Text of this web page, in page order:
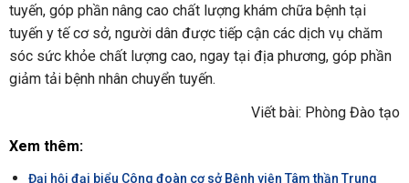
tuyến, góp phần nâng cao chất lượng khám chữa bệnh tại
tuyến y tế cơ sở, người dân được tiếp cận các dịch vụ chăm
sóc sức khỏe chất lượng cao, ngay tại địa phương, góp phần
giảm tải bệnh nhân chuyển tuyến.
Viết bài: Phòng Đào tạo
Xem thêm:
Đại hội đại biểu Công đoàn cơ sở Bệnh viện Tâm thần Trung